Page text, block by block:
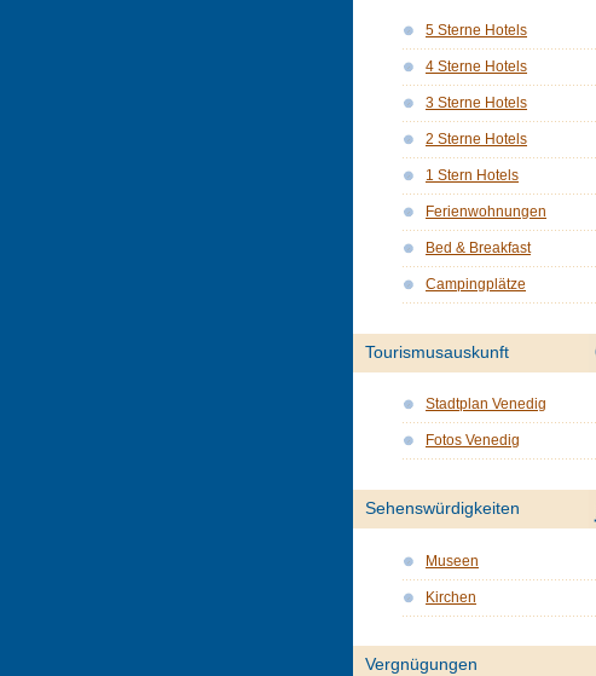
5 Sterne Hotels
4 Sterne Hotels
3 Sterne Hotels
2 Sterne Hotels
1 Stern Hotels
Ferienwohnungen
Bed & Breakfast
Campingplätze
Tourismusauskunft
Stadtplan Venedig
Fotos Venedig
Sehenswürdigkeiten
Museen
Kirchen
Vergnügungen